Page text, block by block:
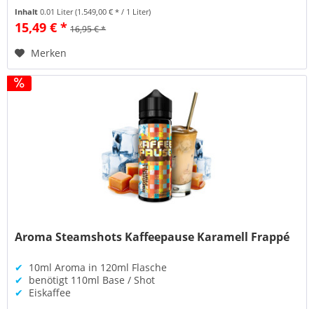
Inhalt0.01 Liter(1.549,00 € * / 1 Liter)
15,49 € * 16,95 € *
Merken
Aroma Steamshots Kaffeepause Karamell Frappé
✔ 10ml Aroma in 120ml Flasche
✔ benötigt 110ml Base / Shot
✔ Eiskaffee